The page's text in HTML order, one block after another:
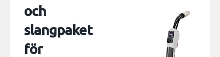
och
slangpaket
för